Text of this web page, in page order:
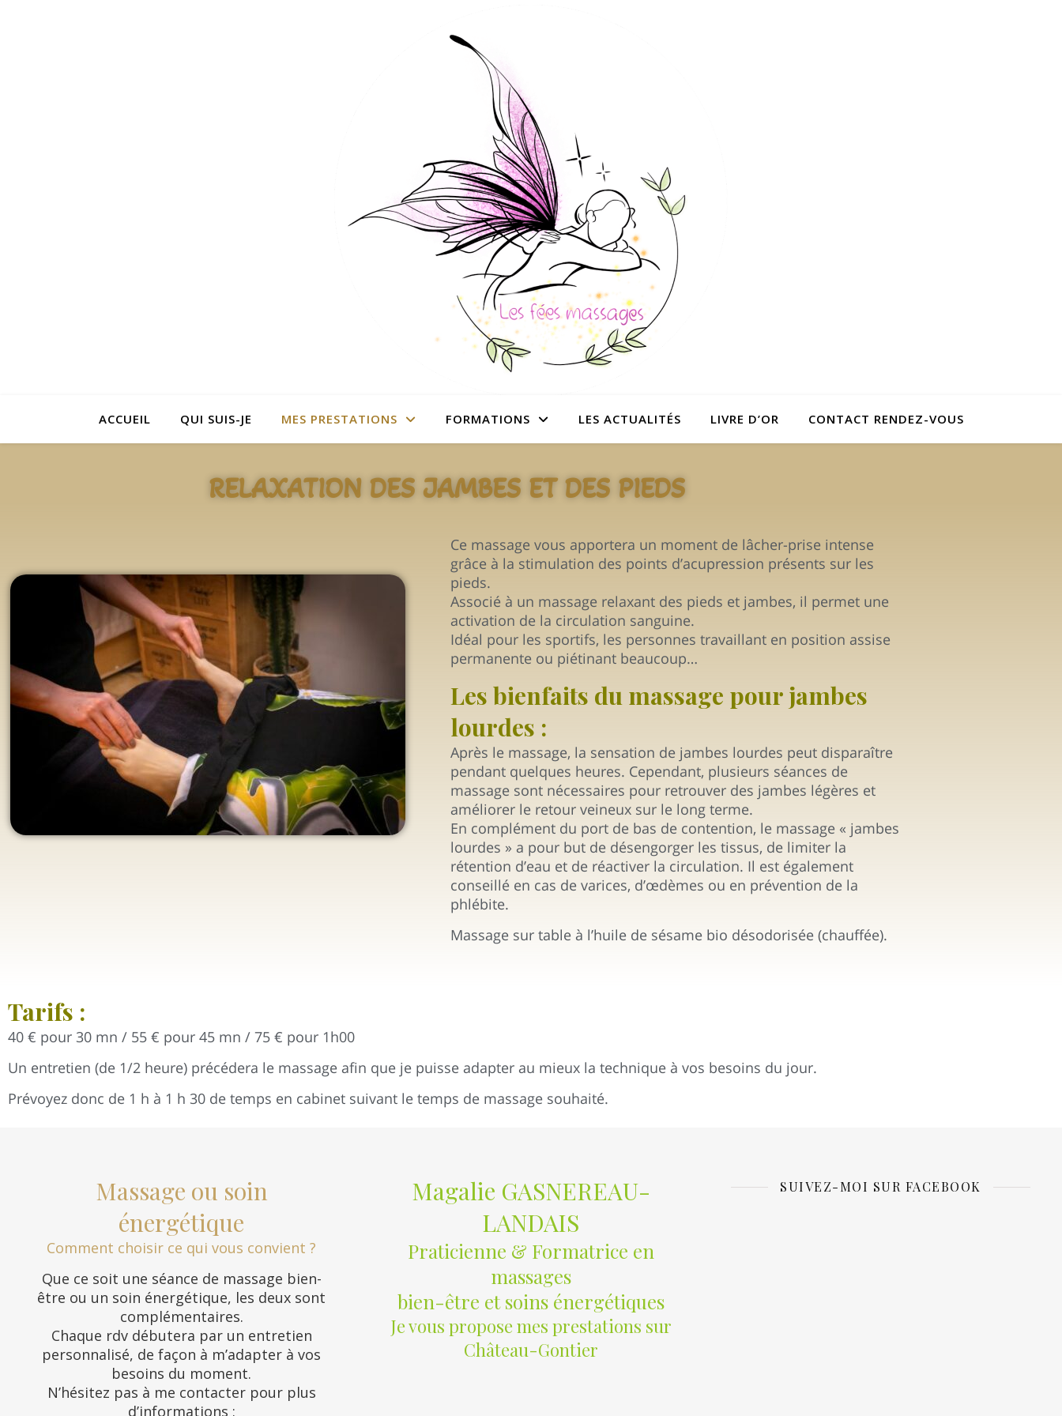
ACCUEIL QUI SUIS-JE MES PRESTATIONS FORMATIONS LES ACTUALITÉS LIVRE D’OR CONTACT RENDEZ-VOUS
RELAXATION DES JAMBES ET DES PIEDS
Ce massage vous apportera un moment de lâcher-prise intense
grâce à la stimulation des points d’acupression présents sur les
pieds.
Associé à un massage relaxant des pieds et jambes, il permet une
activation de la circulation sanguine.
Idéal pour les sportifs, les personnes travaillant en position assise
permanente ou piétinant beaucoup…
Les bienfaits du massage pour jambes
lourdes :
Après le massage, la sensation de jambes lourdes peut disparaître
pendant quelques heures. Cependant, plusieurs séances de
massage sont nécessaires pour retrouver des jambes légères et
améliorer le retour veineux sur le long terme.
En complément du port de bas de contention, le massage « jambes
lourdes » a pour but de désengorger les tissus, de limiter la
rétention d’eau et de réactiver la circulation. Il est également
conseillé en cas de varices, d’œdèmes ou en prévention de la
phlébite.
Massage sur table à l’huile de sésame bio désodorisée (chauffée).
Tarifs :
40 € pour 30 mn / 55 € pour 45 mn / 75 € pour 1h00
Un entretien (de 1/2 heure) précédera le massage afin que je puisse adapter au mieux la technique à vos besoins du jour.
Prévoyez donc de 1 h à 1 h 30 de temps en cabinet suivant le temps de massage souhaité.
Massage ou soin
énergétique
Comment choisir ce qui vous convient ?
Que ce soit une séance de massage bien-
être ou un soin énergétique, les deux sont
complémentaires.
Chaque rdv débutera par un entretien
personnalisé, de façon à m’adapter à vos
besoins du moment.
N’hésitez pas à me contacter pour plus
d’informations :
Magalie GASNEREAU-
LANDAIS
Praticienne & Formatrice en
massages
bien-être et soins énergétiques
Je vous propose mes prestations sur
Château-Gontier
SUIVEZ-MOI SUR FACEBOOK